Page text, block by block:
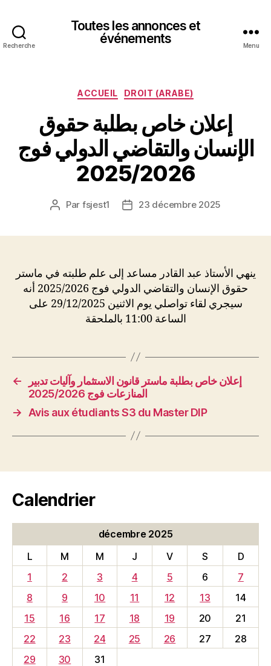
Recherche
Toutes les annonces et
événements
Menu
Catégories
ACCUEIL DROIT (ARABE)
إعلان خاص بطلبة حقوق
الإنسان والتقاضي الدولي فوج
2025/2026
Auteur
Par fsjest1
Date23 décembre 2025
ينهي الأستاذ عبد القادر مساعد إلى علم طلبته في ماستر
حقوق الإنسان والتقاضي الدولي فوج 2025/2026 أنه
سيجري لقاء تواصلي يوم الاثنين 29/12/2025 على
الساعة 11:00 بالملحقة
←
إعلان خاص بطلبة ماستر قانون الاستثمار وآليات تدبير
المنازعات فوج 2025/2026
→
Avis aux étudiants S3 du Master DIP
Calendrier
décembre 2025
L
M M J V S
D
1
2 3 4 5 6
7
8
9 10 11 12 13
14
15
16 17 18 19 20
21
22
23 24 25 26 27
28
29
30 31